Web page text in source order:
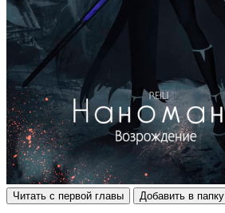
Читать с первой главы Добавить в папку